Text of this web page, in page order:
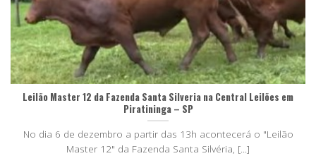
Leilão Master 12 da Fazenda Santa Silveria na Central Leilões em
Piratininga – SP
No dia 6 de dezembro a partir das 13h acontecerá o "Leilão
Master 12" da Fazenda Santa Silvéria, [...]